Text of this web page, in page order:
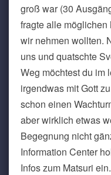
groß war (30
fragte alle möglichen
wir nehmen wollten.
uns und quatschte
Weg möchtest du im
irgendwas mit Gott
schon einen
aber wirklich etwas
Begegnung nicht
Information Center
Infos zum Matsuri ein.